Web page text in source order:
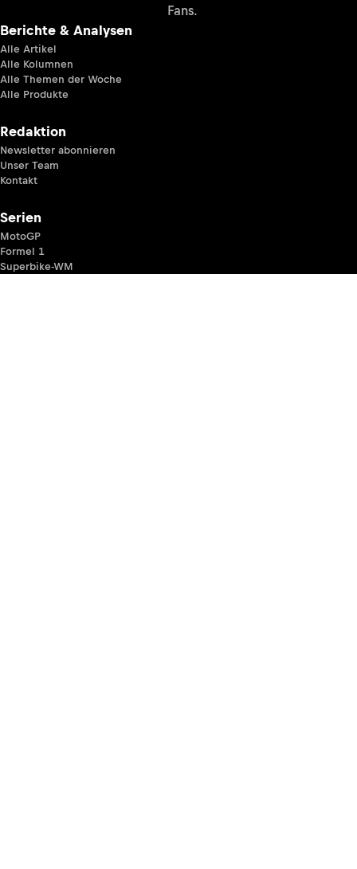
Fans.
Berichte & Analysen
Alle Artikel
Alle Kolumnen
Alle Themen der Woche
Alle Produkte
Redaktion
Newsletter abonnieren
Unser Team
Kontakt
Serien
MotoGP
Formel 1
Superbike-WM